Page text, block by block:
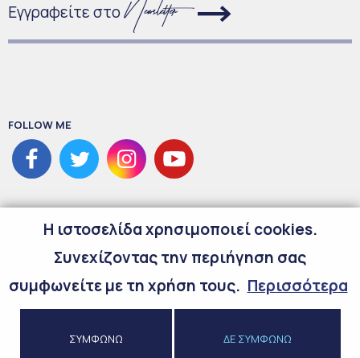
Εγγραφείτε στο
FOLLOW ME
H ιστοσελίδα χρησιμοποιεί cookies.
Συνεχίζοντας την περιήγηση σας
συμφωνείτε με τη χρήση τους. Περισσότερα
ΣΥΜΦΩΝΩ ΔΕ ΣΥΜΦΩΝΩ